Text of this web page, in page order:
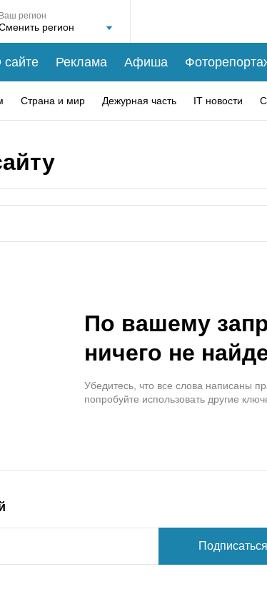
Ваш регион
Реклама Афиша
Страна и мир Дежурная часть IT новости
По вашему
ничего не
Убедитесь, что все слова написаны
попробуйте использовать другие
Подписаться